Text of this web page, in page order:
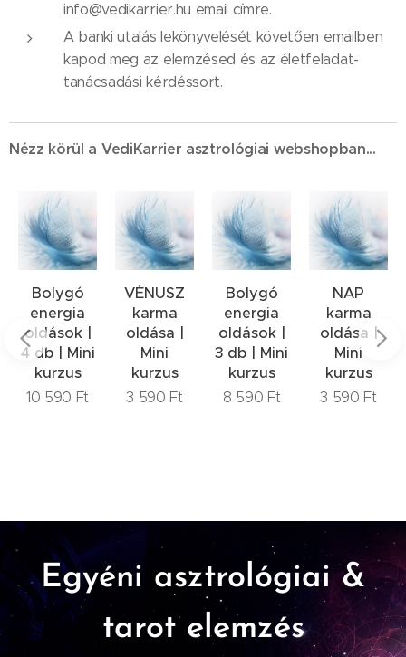
info@vedikarrier.hu email címre.
A banki utalás lekönyvelését követően emailben
kapod meg az elemzésed és az életfeladat-
tanácsadási kérdéssort.
Nézz körül a VediKarrier asztrológiai webshopban...
Bolygó
energia
oldások |
4 db | Mini
kurzus
10 590 Ft
VÉNUSZ
karma
oldása |
Mini
kurzus
3 590 Ft
Bolygó
energia
oldások |
3 db | Mini
kurzus
8 590 Ft
NAP
karma
oldása |
Mini
kurzus
3 590 Ft
Egyéni asztrológiai &
tarot elemzés